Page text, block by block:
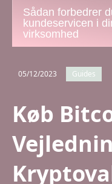
Sådan forbedrer
kundeservicen i
virksomhed
05/12/2023 Guides
Køb